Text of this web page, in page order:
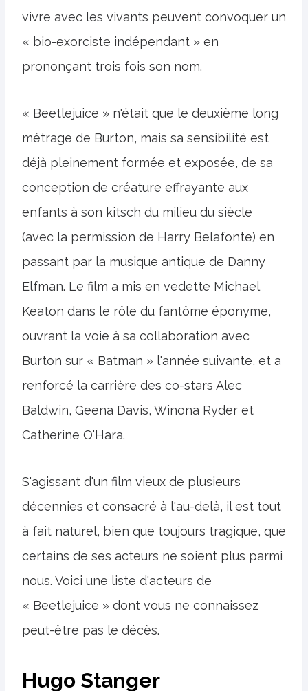
vivre avec les vivants peuvent convoquer un
« bio-exorciste indépendant » en
prononçant trois fois son nom.
« Beetlejuice » n'était que le deuxième long
métrage de Burton, mais sa sensibilité est
déjà pleinement formée et exposée, de sa
conception de créature effrayante aux
enfants à son kitsch du milieu du siècle
(avec la permission de Harry Belafonte) en
passant par la musique antique de Danny
Elfman. Le film a mis en vedette Michael
Keaton dans le rôle du fantôme éponyme,
ouvrant la voie à sa collaboration avec
Burton sur « Batman » l'année suivante, et a
renforcé la carrière des co-stars Alec
Baldwin, Geena Davis, Winona Ryder et
Catherine O'Hara.
S'agissant d'un film vieux de plusieurs
décennies et consacré à l'au-delà, il est tout
à fait naturel, bien que toujours tragique, que
certains de ses acteurs ne soient plus parmi
nous. Voici une liste d'acteurs de
« Beetlejuice » dont vous ne connaissez
peut-être pas le décès.
Hugo Stanger